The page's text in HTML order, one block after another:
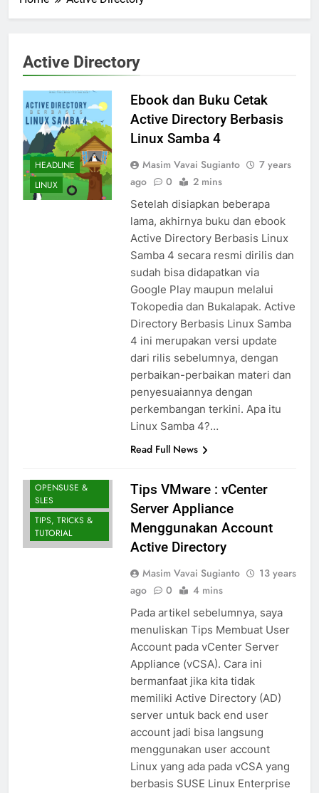
Active Directory
HEADLINE
LINUX
Ebook dan Buku Cetak
Active Directory Berbasis
Linux Samba 4
Masim Vavai Sugianto
7 years
ago
0 2 mins
Setelah disiapkan beberapa
lama, akhirnya buku dan ebook
Active Directory Berbasis Linux
Samba 4 secara resmi dirilis dan
sudah bisa didapatkan via
Google Play maupun melalui
Tokopedia dan Bukalapak. Active
Directory Berbasis Linux Samba
4 ini merupakan versi update
dari rilis sebelumnya, dengan
perbaikan-perbaikan materi dan
penyesuaiannya dengan
perkembangan terkini. Apa itu
Linux Samba 4?…
Read Full News
OPENSUSE &
SLES
TIPS, TRICKS &
TUTORIAL
Tips VMware : vCenter
Server Appliance
Menggunakan Account
Active Directory
Masim Vavai Sugianto
13 years
ago
0 4 mins
Pada artikel sebelumnya, saya
menuliskan Tips Membuat User
Account pada vCenter Server
Appliance (vCSA). Cara ini
bermanfaat jika kita tidak
memiliki Active Directory (AD)
server untuk back end user
account jadi bisa langsung
menggunakan user account
Linux yang ada pada vCSA yang
berbasis SUSE Linux Enterprise